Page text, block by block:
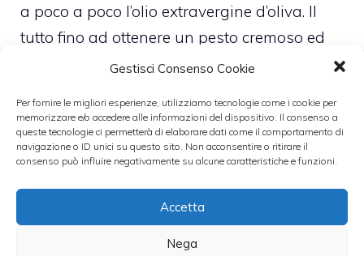
Gestisci Consenso Cookie
Per fornire le migliori esperienze, utilizziamo tecnologie come i cookie per
memorizzare e/o accedere alle informazioni del dispositivo. Il consenso a
queste tecnologie ci permetterà di elaborare dati come il comportamento di
navigazione o ID unici su questo sito. Non acconsentire o ritirare il
consenso può influire negativamente su alcune caratteristiche e funzioni.
Accetta
Nega
a poco a poco l’olio extravergine d’oliva. Il
tutto fino ad ottenere un pesto cremoso ed
omogeneo. Ad operazione conclusa, tagliate
a dadini la Mozzarella Santa Lucia Senza
Lattosio e mettetela da parte. A questo
punto, fate cuocere i rigatoni in acqua
bollente salata per una decina di minuti e
pomodori secchi e la mozzarella. Dunque,